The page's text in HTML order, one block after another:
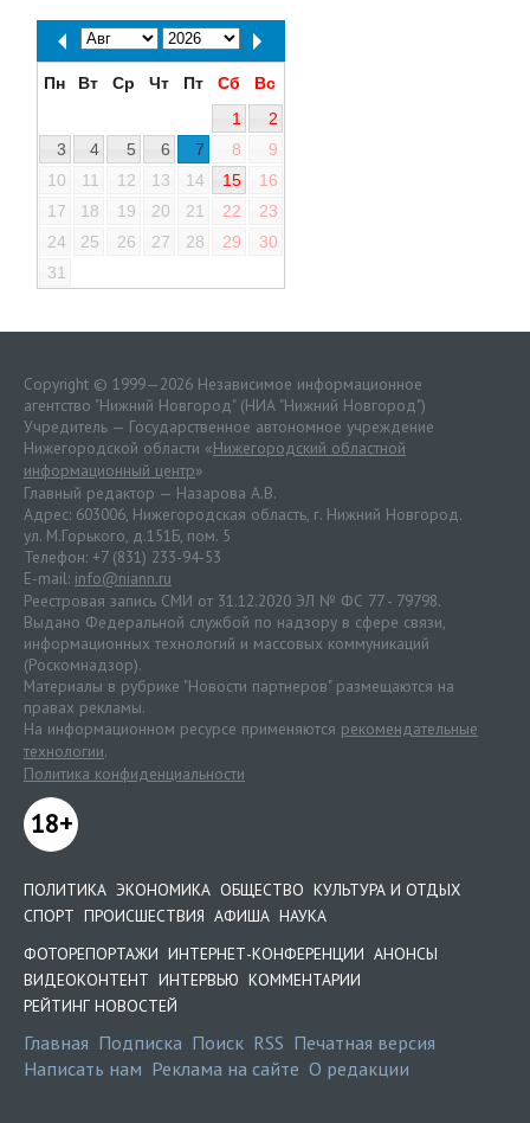
Пн Вт Ср Чт Пт Сб
Вс
1
2
3
4 5 6 7 8
9
10
11 12 13 14 15
16
17
18 19 20 21 22
23
24
25 26 27 28 29
30
31
Copyright © 1999—2026 Независимое информационное
агентство "Нижний Новгород" (НИА "Нижний Новгород")
Учредитель — Государственное автономное учреждение
Нижегородской области «Нижегородский областной
информационный центр»
Главный редактор — Назарова А.В.
Адрес: 603006, Нижегородская область, г. Нижний Новгород.
ул. М.Горького, д.151Б, пом. 5
Телефон: +7 (831) 233-94-53
E-mail: info@niann.ru
Реестровая запись СМИ от 31.12.2020 ЭЛ № ФС 77 - 79798.
Выдано Федеральной службой по надзору в сфере связи,
информационных технологий и массовых коммуникаций
(Роскомнадзор).
Материалы в рубрике "Новости партнеров" размещаются на
правах рекламы.
На информационном ресурсе применяются рекомендательные
технологии.
Политика конфиденциальности
18+
ПОЛИТИКА ЭКОНОМИКА ОБЩЕСТВО КУЛЬТУРА И ОТДЫХ
СПОРТ ПРОИСШЕСТВИЯ АФИША НАУКА
ФОТОРЕПОРТАЖИ ИНТЕРНЕТ-КОНФЕРЕНЦИИ АНОНСЫ
ВИДЕОКОНТЕНТ ИНТЕРВЬЮ КОММЕНТАРИИ
РЕЙТИНГ НОВОСТЕЙ
Главная Подписка Поиск RSS Печатная версия
Написать нам Реклама на сайте О редакции